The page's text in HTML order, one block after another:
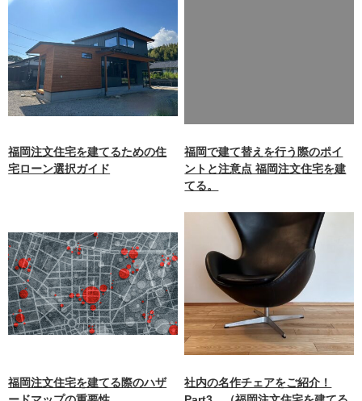
福岡注文住宅を建てるための住
宅ローン選択ガイド
content/themes/nagasaki/f
unctions.php on line 87
福岡で建て替えを行う際のポイ
ントと注意点 福岡注文住宅を建
てる。
福岡注文住宅を建てる際のハザ
社内の名作チェアをご紹介！